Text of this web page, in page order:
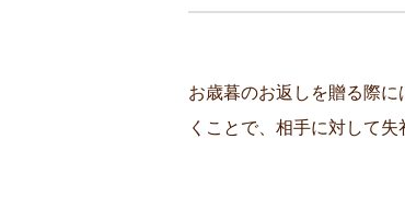
お歳暮のお返しを贈る際
くことで、相手に対して